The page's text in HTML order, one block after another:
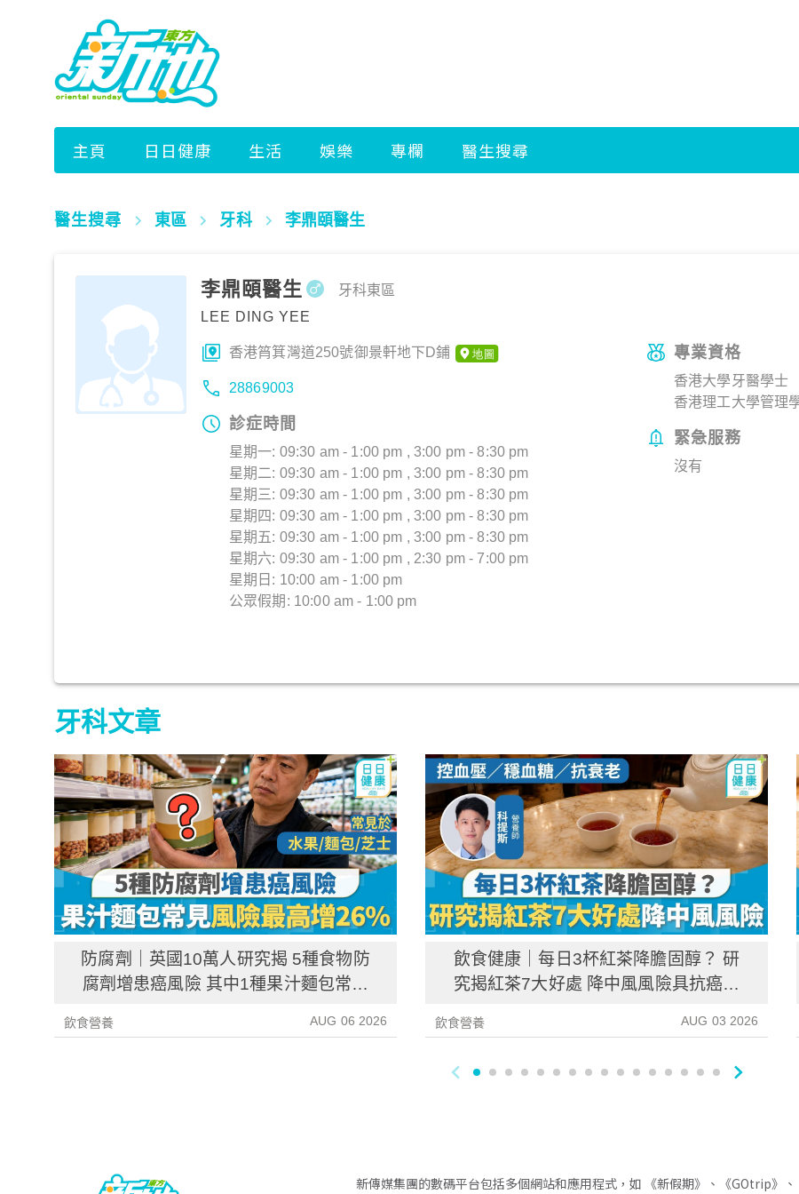
醫生搜尋 東區 牙科 李鼎頤醫生
李鼎頤醫生
LEE DING YEE
牙科東區
香港筲箕灣道250號御景軒地下D鋪
28869003
診症時間
星期一: 09:30 am - 1:00 pm , 3:00 pm - 8:30 pm
星期二: 09:30 am - 1:00 pm , 3:00 pm - 8:30 pm
星期三: 09:30 am - 1:00 pm , 3:00 pm - 8:30 pm
星期四: 09:30 am - 1:00 pm , 3:00 pm - 8:30 pm
星期五: 09:30 am - 1:00 pm , 3:00 pm - 8:30 pm
星期六: 09:30 am - 1:00 pm , 2:30 pm - 7:00 pm
星期日: 10:00 am - 1:00 pm
公眾假期: 10:00 am - 1:00 pm
專業資格
香港大學牙醫學士
香港理工大學管理
緊急服務
沒有
牙科文章
防腐劑｜英國10萬人研究揭 5種食物防
腐劑增患癌風險 其中1種果汁麵包常見
飲食營養 AUG 06 2026
飲食健康｜每日3杯紅茶降膽固醇？ 研
究揭紅茶7大好處 降中風風險具抗癌潛
飲食營養 AUG 03 2026